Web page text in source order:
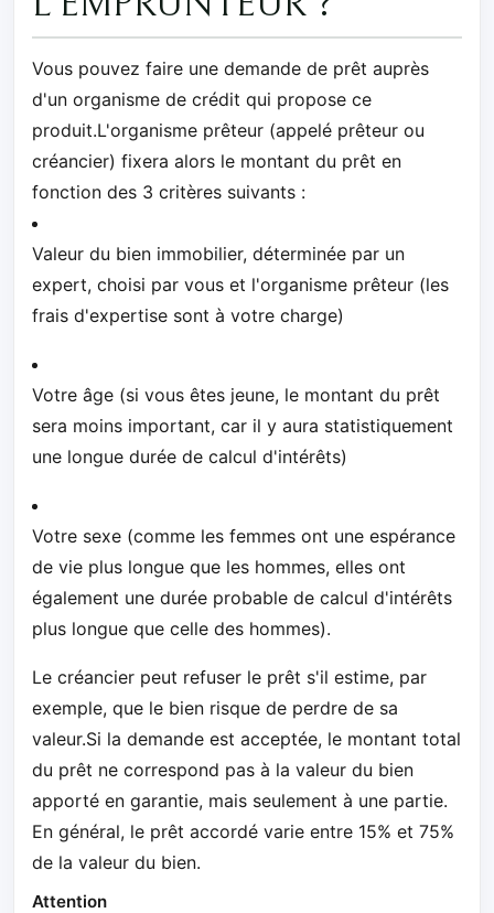
Vous pouvez faire une demande de prêt auprès
d'un organisme de crédit qui propose ce
produit.L'organisme prêteur (appelé prêteur ou
créancier) fixera alors le montant du prêt en
fonction des 3 critères suivants :
Valeur du bien immobilier, déterminée par un
expert, choisi par vous et l'organisme prêteur (les
frais d'expertise sont à votre charge)
Votre âge (si vous êtes jeune, le montant du prêt
sera moins important, car il y aura statistiquement
une longue durée de calcul d'intérêts)
Votre sexe (comme les femmes ont une espérance
de vie plus longue que les hommes, elles ont
également une durée probable de calcul d'intérêts
plus longue que celle des hommes).
Le créancier peut refuser le prêt s'il estime, par
exemple, que le bien risque de perdre de sa
valeur.Si la demande est acceptée, le montant total
du prêt ne correspond pas à la valeur du bien
apporté en garantie, mais seulement à une partie.
En général, le prêt accordé varie entre 15% et 75%
de la valeur du bien.
Attention